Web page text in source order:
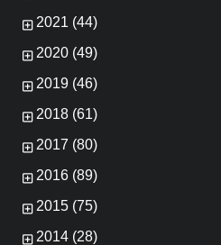
2021 (44)
2020 (49)
2019 (46)
2018 (61)
2017 (80)
2016 (89)
2015 (75)
2014 (28)